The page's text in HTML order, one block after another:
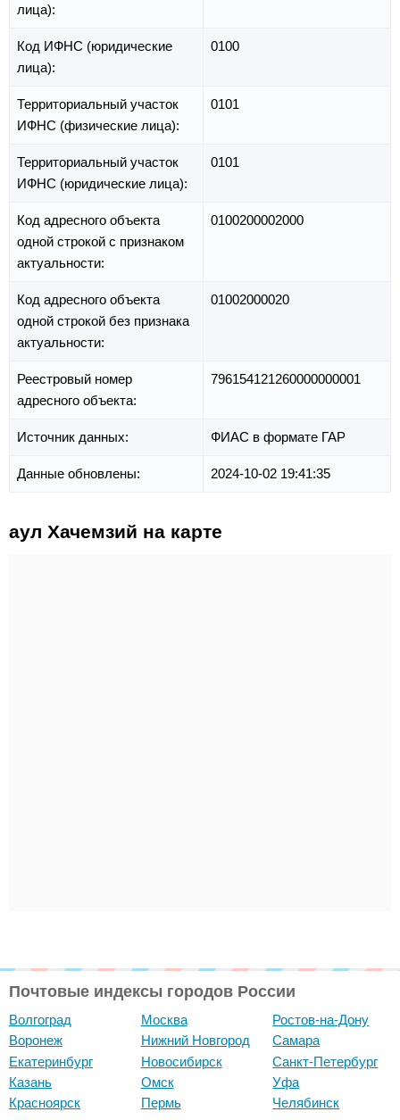
лица):
Код ИФНС (юридические
лица):
0100
Территориальный участок
ИФНС (физические лица):
0101
Территориальный участок
ИФНС (юридические лица):
0101
Код адресного объекта
одной строкой с признаком
актуальности:
0100200002000
Код адресного объекта
одной строкой без признака
актуальности:
01002000020
Реестровый номер
адресного объекта:
796154121260000000001
Источник данных: ФИАС в формате ГАР
Данные обновлены: 2024-10-02 19:41:35
аул Хачемзий на карте
Почтовые индексы городов России
Волгоград
Воронеж
Екатеринбург
Казань
Красноярск
Москва
Нижний Новгород
Новосибирск
Омск
Пермь
Ростов-на-Дону
Самара
Санкт-Петербург
Уфа
Челябинск